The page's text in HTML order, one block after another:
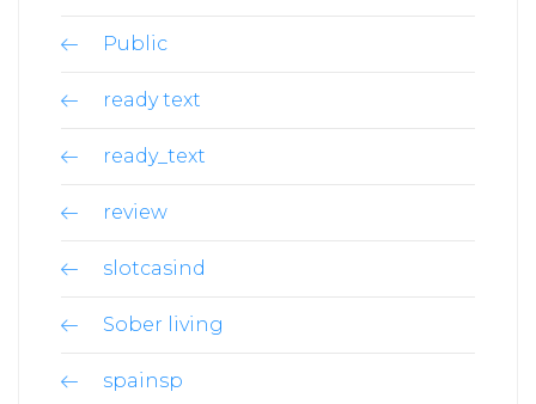
Public
ready text
ready_text
review
slotcasind
Sober living
spainsp